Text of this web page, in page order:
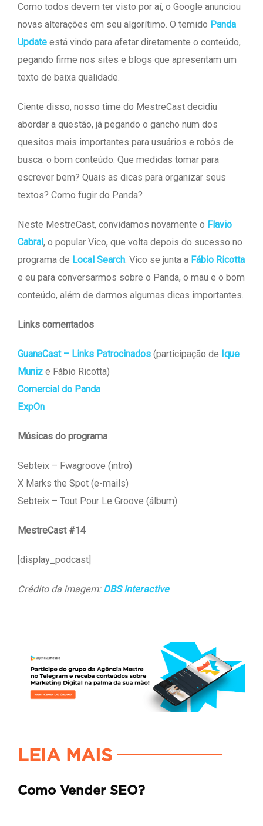
Como todos devem ter visto por aí, o Google anunciou
novas alterações em seu algorítimo. O temido Panda
Update está vindo para afetar diretamente o conteúdo,
pegando firme nos sites e blogs que apresentam um
texto de baixa qualidade.
Ciente disso, nosso time do MestreCast decidiu
abordar a questão, já pegando o gancho num dos
quesitos mais importantes para usuários e robôs de
busca: o bom conteúdo. Que medidas tomar para
escrever bem? Quais as dicas para organizar seus
textos? Como fugir do Panda?
Neste MestreCast, convidamos novamente o Flavio
Cabral, o popular Vico, que volta depois do sucesso no
programa de Local Search. Vico se junta a Fábio Ricotta
e eu para conversarmos sobre o Panda, o mau e o bom
conteúdo, além de darmos algumas dicas importantes.
Links comentados
GuanaCast – Links Patrocinados (participação de Ique
Muniz e Fábio Ricotta)
Comercial do Panda
ExpOn
Músicas do programa
Sebteix – Fwagroove (intro)
X Marks the Spot (e-mails)
Sebteix – Tout Pour Le Groove (álbum)
MestreCast #14
[display_podcast]
Crédito da imagem: DBS Interactive
LEIA MAIS
Como Vender SEO?